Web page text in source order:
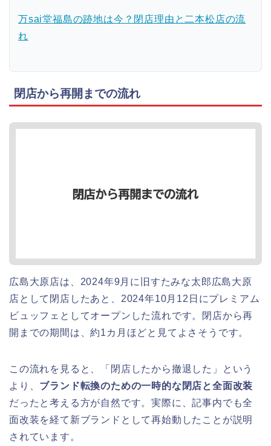
万sai堂福島の跡地は今？閉店理由と二本松店の流
れ
閉店から再開までの流れ
広島大原店は、2024年9月に旧すたみな太郎広島大原
店として閉店したあと、2024年10月12日にプレミアム
ビュッフェとしてオープンした流れです。閉店から再
開までの期間は、約1カ月ほどと見てよさそうです。
この流れを見ると、「閉店したから撤退した」という
より、 ブランド転換のための一時的な閉店と全面改装
だったと考える方が自然です。実際に、記事内でも全
面改装を経て新ブランドとして再始動したことが説明
されています。